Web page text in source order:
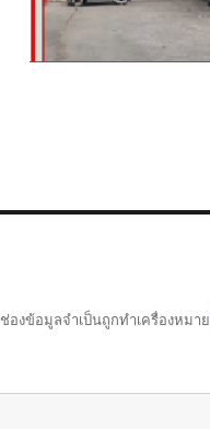
ช่องข้อมูลจำเป็นถูกทำเครื่องหมาย